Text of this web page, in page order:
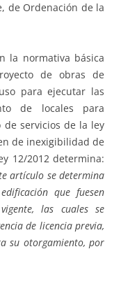
de Ordenación de la
la normativa básica
de obras de
para ejecutar las
de locales para
servicios de la ley
de inexigibilidad de
12/2012 determina:
artículo se determina
que fuesen
las cuales se
de licencia previa,
su otorgamiento, por